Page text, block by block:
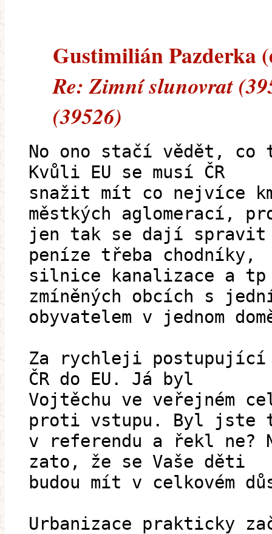
Gustimilián Pazderka
Re: Zimní slunovrat
(39526)
No ono stačí vědět, co
Kvůli EU se musí ČR
snažit mít co nejvíce
městkých aglomerací,
jen tak se dají spravit
peníze třeba chodníky,
silnice kanalizace a tp
zmíněných obcích s
obyvatelem v jednom
Za rychleji postupující
ČR do EU. Já byl
Vojtěchu ve veřejném
proti vstupu. Byl jste
v referendu a řekl ne?
zato, že se Vaše děti
budou mít v celkovém
Urbanizace prakticky